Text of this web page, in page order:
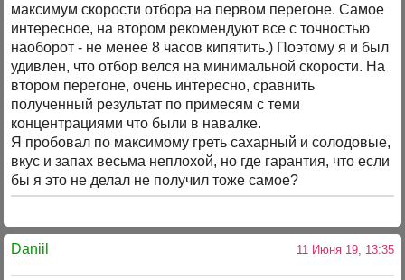
максимум скорости отбора на первом перегоне. Самое
интересное, на втором рекомендуют все с точностью
наоборот - не менее 8 часов кипятить.) Поэтому я и был
удивлен, что отбор велся на минимальной скорости. На
втором перегоне, очень интересно, сравнить
полученный результат по примесям с теми
концентрациями что были в навалке.
Я пробовал по максимому греть сахарный и солодовые,
вкус и запах весьма неплохой, но где гарантия, что если
бы я это не делал не получил тоже самое?
Daniil 11 Июня 19, 13:35